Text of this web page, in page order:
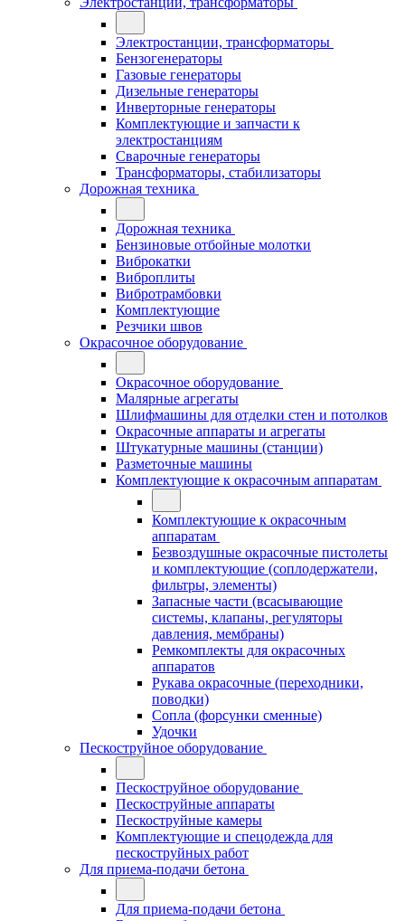
Электростанции, трансформаторы
Бензогенераторы
Газовые генераторы
Дизельные генераторы
Инверторные генераторы
Комплектующие и запчасти к
электростанциям
Сварочные генераторы
Трансформаторы, стабилизаторы
Дорожная техника
Дорожная техника
Бензиновые отбойные молотки
Виброкатки
Виброплиты
Вибротрамбовки
Комплектующие
Резчики швов
Окрасочное оборудование
Окрасочное оборудование
Малярные агрегаты
Шлифмашины для отделки стен и потолков
Окрасочные аппараты и агрегаты
Штукатурные машины (станции)
Разметочные машины
Комплектующие к окрасочным аппаратам
Комплектующие к окрасочным
аппаратам
Безвоздушные окрасочные пистолеты
и комплектующие (соплодержатели,
фильтры, элементы)
Запасные части (всасывающие
системы, клапаны, регуляторы
давления, мембраны)
Ремкомплекты для окрасочных
аппаратов
Рукава окрасочные (переходники,
поводки)
Сопла (форсунки сменные)
Удочки
Пескоструйное оборудование
Пескоструйное оборудование
Пескоструйные аппараты
Пескоструйные камеры
Комплектующие и спецодежда для
пескоструйных работ
Для приема-подачи бетона
Для приема-подачи бетона